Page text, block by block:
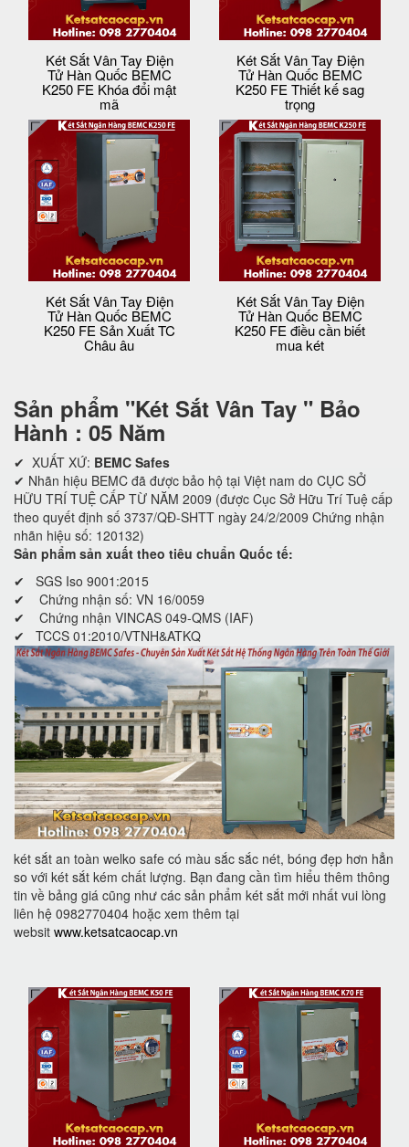
Két Sắt Vân Tay Điện
Tử Hàn Quốc BEMC
K250 FE Khóa đổi mật
mã
Két Sắt Vân Tay Điện
Tử Hàn Quốc BEMC
K250 FE Thiết kế sag
trọng
Két Sắt Vân Tay Điện
Tử Hàn Quốc BEMC
K250 FE Sản Xuất TC
Châu âu
Két Sắt Vân Tay Điện
Tử Hàn Quốc BEMC
K250 FE điều cần biết
mua két
Sản phẩm "Két Sắt Vân Tay " Bảo
Hành : 05 Năm
✔ XUẤT XỨ: BEMC Safes
✔ Nhãn hiệu BEMC đã được bảo hộ tại Việt nam do CỤC SỞ
HỮU TRÍ TUỆ CẤP TỪ NĂM 2009 (được Cục Sở Hữu Trí Tuệ cấp
theo quyết định số 3737/QĐ-SHTT ngày 24/2/2009 Chứng nhận
nhãn hiệu số: 120132)
Sản phẩm sản xuất theo tiêu chuẩn Quốc tế:
✔ SGS Iso 9001:2015
✔ Chứng nhận số: VN 16/0059
✔ Chứng nhận VINCAS 049-QMS (IAF)
✔ TCCS 01:2010/VTNH&ATKQ
két sắt an toàn welko safe có màu sắc sắc nét, bóng đẹp hơn hẳn
so với két sắt kém chất lượng. Bạn đang cần tìm hiểu thêm thông
tin về bảng giá cũng như các sản phẩm két sắt mới nhất vui lòng
liên hệ 0982770404 hoặc xem thêm tại
websit www.ketsatcaocap.vn